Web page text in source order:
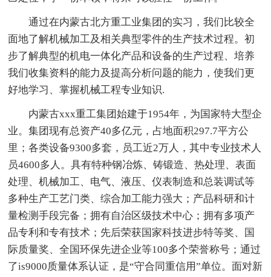
通过在内蒙古北方重工业集团的实习，我们比较全
面地了解机械加工及相关典型零件的生产技术过程。初
步了解典型的机电一体化产品和设备的生产过程、培养
我们收集资料的能力及提高分析问题的能力，使我们更
好地学习、掌握机械工程专业知识.
内蒙古xxx重工集团始建于1954年，为国家特大型企
业。集团现有总资产40多亿元，占地面积297.7平方公
里；各类设备9300多套，员工近2万人，其中专业技术人
员4600多人。具有特种钢冶炼、铸锻造、热处理、表面
处理、机械加工、电气、液压、仪表制造和总装调试等
多种生产工艺门类、综合加工能力强大；产品科研和计
量检测手段完备；拥有自治区级技术中心；拥有多项产
品专利和专有技术；先后荣获国家科技进步特等奖、国
际质量奖、全国环保先进企业等100多个荣誉称号；通过
了is9000质量体系认证，是“守合同重信用”单位。面对新